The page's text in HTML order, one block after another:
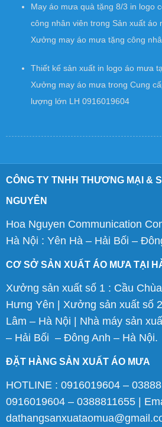
May áo mưa quà tặng 8/3 in logo
công nhân viên trong Sản xuất áo
Xưởng may áo mưa tặng công
Thiết kế sản xuất in logo áo mưa
Xưởng may áo mưa trong Cung
lượng lớn LH 0916019604
CÔNG TY TNHH THƯƠNG MẠI &
NGUYÊN
Hoa Nguyen Communication
Hà Nội : Yên Hà – Hải Bối –
CƠ SỞ SẢN XUẤT ÁO MƯA TẠI
Xưởng sản xuất số 1 : Cầu
Hưng Yên | Xưởng sản xuất số
Lâm – Hà Nội | Nhà máy sản
– Hải Bối – Đông Anh – Hà Nội.
ĐẶT HÀNG SẢN XUẤT ÁO MƯA
HOTLINE : 0916019604 –
0916019604 – 0388811655 |